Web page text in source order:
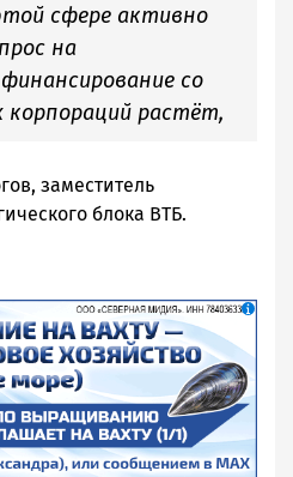
сфере активно
на
со
растёт,
заместитель
блока ВТБ.